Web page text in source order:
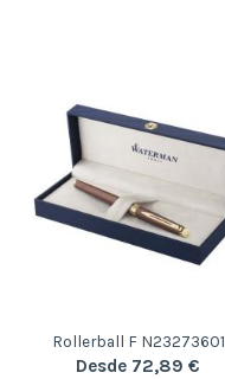
Rollerball F N23273601
Desde 72,89 €